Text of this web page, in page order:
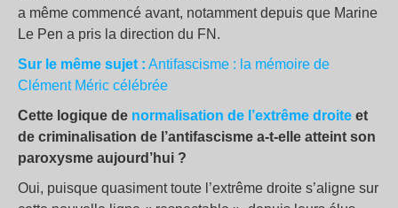
a même commencé avant, notamment depuis que Marine
Le Pen a pris la direction du FN.
Sur le même sujet : Antifascisme : la mémoire de
Clément Méric célébrée
Cette logique de normalisation de l’extrême droite et
de criminalisation de l’antifascisme a-t-elle atteint son
paroxysme aujourd’hui ?
Oui, puisque quasiment toute l’extrême droite s’aligne sur